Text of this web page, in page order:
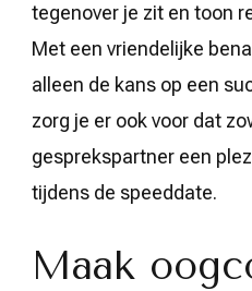
tegenover je zit en toon
Met een vriendelijke
alleen de kans op een
zorg je er ook voor dat
gesprekspartner een
tijdens de speeddate.
Maak